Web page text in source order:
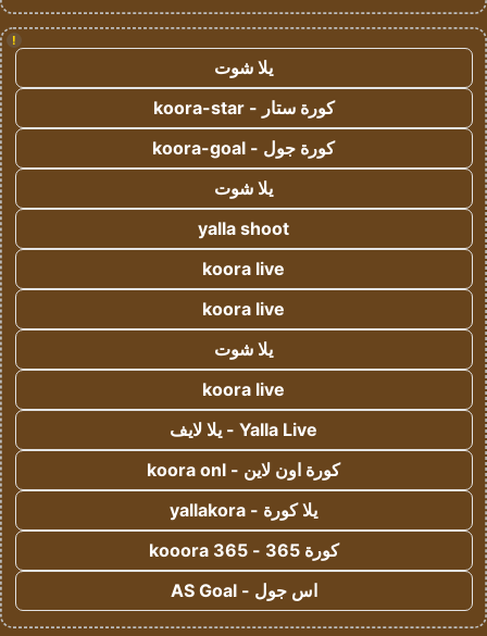
!
يلا شوت
كورة ستار - koora-star
كورة جول - koora-goal
يلا شوت
yalla shoot
koora live
koora live
يلا شوت
koora live
Yalla Live - يلا لايف
كورة اون لاين - koora onl
يلا كورة - yallakora
كورة 365 - kooora 365
اس جول - AS Goal